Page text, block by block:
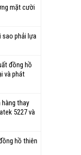
mặt cười
sao phải lựa
đồng hồ
và phát
thay
5227 và
hồ thiên